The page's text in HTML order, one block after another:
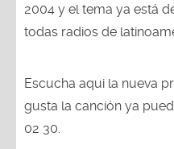
2004 y el tema ya está
todas radios de
Escucha aqui la nueva
gusta la canción ya
02 30.